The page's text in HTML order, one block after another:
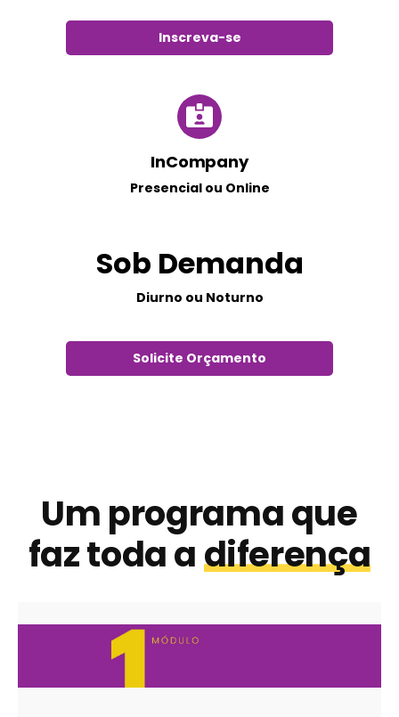
Inscreva-se
InCompany
Presencial ou Online
Sob Demanda
Diurno ou Noturno
Solicite Orçamento
Um programa que
faz toda adiferença